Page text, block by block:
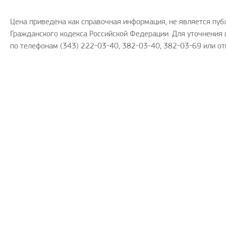
Цена приведена как справочная информация, не является
Гражданского кодекса Российской Федерации. Для
по телефонам (343) 222-03-40, 382-03-40, 382-03-69 или